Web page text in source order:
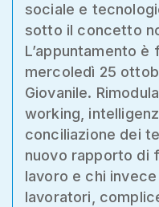
sociale e
sotto il concetto
L’appuntamento è
mercoledì 25
Giovanile.
working,
conciliazione dei
nuovo rapporto di
lavoro e chi
lavoratori,